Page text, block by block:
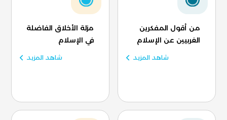
من أقول المفكرين
الغربيين عن الإسلام
شاهد المزيد
مزلة الأخلاق الفاضلة
في الإسلام
شاهد المزيد